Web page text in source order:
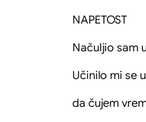
NAPETOST
Načuljio sam
Učinilo mi se
da čujem